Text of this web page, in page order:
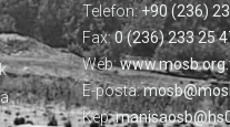
Telefon:+90 (236)
Fax:0 (236) 233 25
Web:
E-posta:
Kep: